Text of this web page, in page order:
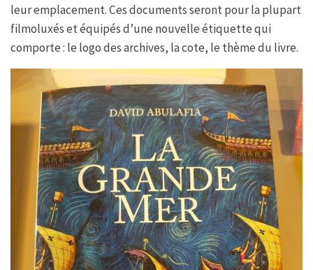
leur emplacement. Ces documents seront pour la plupart
filmoluxés et équipés d’une nouvelle étiquette qui
comporte : le logo des archives, la cote, le thème du livre.